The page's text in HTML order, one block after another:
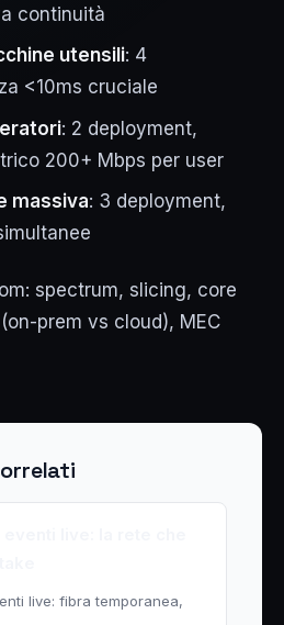
continuità
utensili: 4
<10ms cruciale
: 2 deployment,
200+ Mbps per user
massiva: 3 deployment,
spectrum, slicing, core
prem vs cloud), MEC
live: fibra temporanea,